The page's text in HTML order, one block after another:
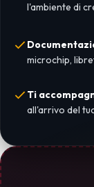
l'ambiente di
microchip,
Ti
all'arrivo del